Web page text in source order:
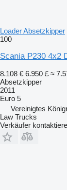
Loader Absetzkipper
100
Scania P230 4x2
8.108 € 6.950 £ ≈
Absetzkipper
2011
Euro 5
Vereinigtes
Law Trucks
Verkäufer